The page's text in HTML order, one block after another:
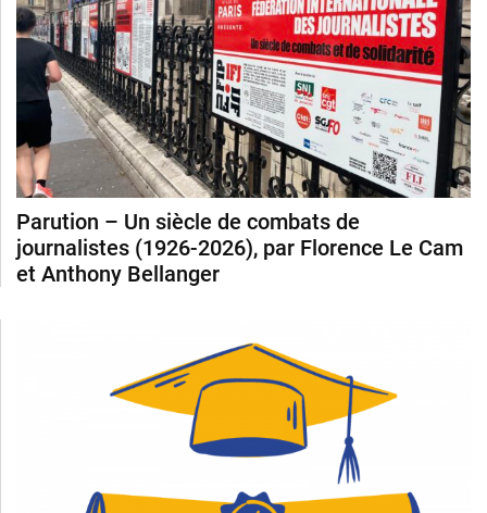
Parution – Un siècle de combats de
journalistes (1926-2026), par Florence Le Cam
et Anthony Bellanger